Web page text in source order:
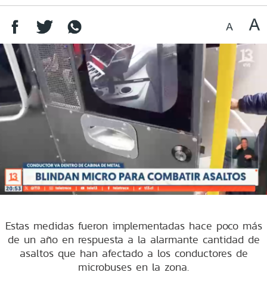
Estas medidas fueron implementadas hace poco más
de un año en respuesta a la alarmante cantidad de
asaltos que han afectado a los conductores de
microbuses en la zona.